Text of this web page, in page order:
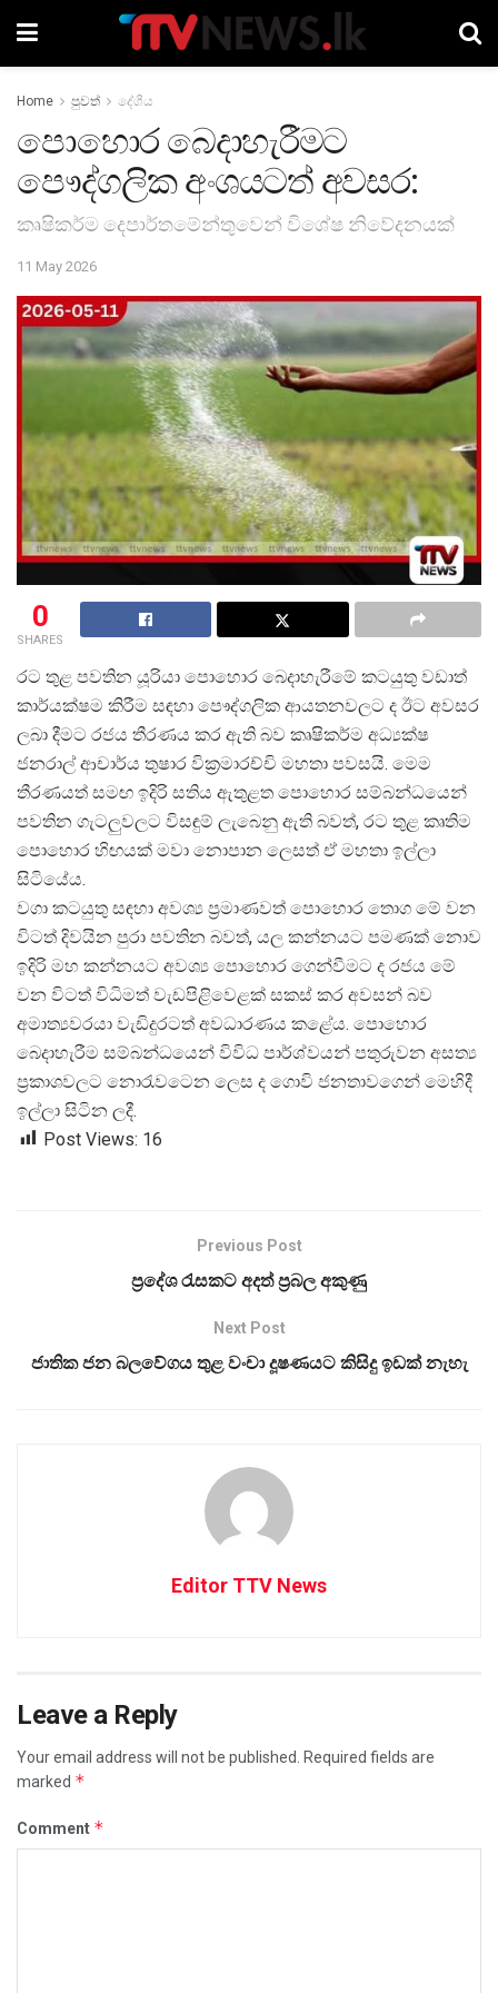
Home පුවත් දේශීය
පොහොර බෙදාහැරීමට
පෞද්ගලික අංශයටත් අවසර:
කෘෂිකර්ම දෙපාර්තමේන්තුවෙන් විශේෂ නිවේදනයක්
11 May 2026
0
SHARES
රට තුළ පවතින යූරියා පොහොර බෙදාහැරීමේ කටයුතු වඩාත්
කාර්යක්ෂම කිරීම සඳහා පෞද්ගලික ආයතනවලට ද ඊට අවසර
ලබා දීමට රජය තීරණය කර ඇති බව කෘෂිකර්ම අධ්යක්ෂ
ජනරාල් ආචාර්ය තුෂාර වික්රමාරච්චි මහතා පවසයි. මෙම
තීරණයත් සමඟ ඉදිරි සතිය ඇතුළත පොහොර සම්බන්ධයෙන්
පවතින ගැටලුවලට විසඳුම් ලැබෙනු ඇති බවත්, රට තුළ කෘතිම
පොහොර හිඟයක් මවා නොපාන ලෙසත් ඒ මහතා ඉල්ලා
සිටියේය.
වගා කටයුතු සඳහා අවශ් ය ප්රමාණවත් පොහොර තොග මේ වන
විටත් දිවයින පුරා පවතින බවත්, යල කන්නයට පමණක් නොව
ඉදිරි මහ කන්නයට අවශ් ය පොහොර ගෙන්වීමට ද රජය මේ
වන විටත් විධිමත් වැඩපිළිවෙළක් සකස් කර අවසන් බව
අමාත්යවරයා වැඩිදුරටත් අවධාරණය කළේය. පොහොර
බෙදාහැරීම සම්බන්ධයෙන් විවිධ පාර්ශ්වයන් පතුරුවන අසත්
ප්රකාශවලට නොරැවටෙන ලෙස ද ගොවි ජනතාවගෙන් මෙහිදී
ඉල්ලා සිටින ලදී.
Post Views: 16
Previous Post
ප්‍රදේශ රැසකට අදත් ප්‍රබල අකුණු
Next Post
ජාතික ජන බලවේගය තුළ වංචා දූෂණයට කිසිදු ඉඩක් නැහැ
Editor TTV News
Leave a Reply
Your email address will not be published.
Required fields are
marked *
Comment *